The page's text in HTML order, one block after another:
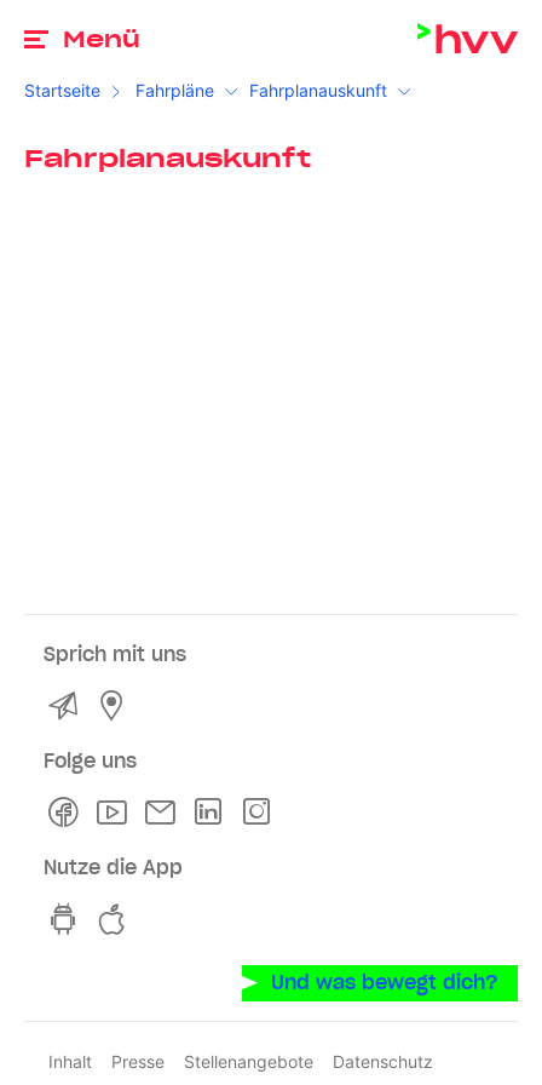
Menü
Startseite Fahrpläne Fahrplanauskunft
Fahrplanauskunft
Sprich mit uns
Kontakt
Folge uns
FacebookYoutubeNewsletterLinkedln
Nutze die App
hvv switch App auf GooglePlay
Und was bewegt dich?
Inhalt Presse Stellenangebote
Datenschutz